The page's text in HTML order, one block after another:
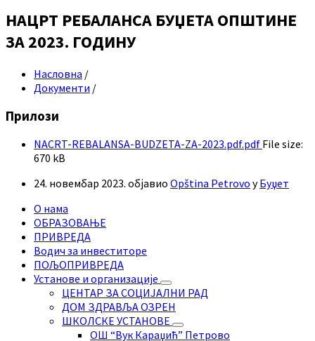
НАЦРТ РЕБАЛАНСА БУЏЕТА ОПШТИНЕ
ЗА 2023. ГОДИНУ
Насловна /
Документи /
Прилози
NACRT-REBALANSA-BUDZETA-ZA-2023.pdf.pdf File size:
670 kB
24. новембар 2023. објавио Opština Petrovo уБуџет
О нама
ОБРАЗОВАЊЕ
ПРИВРЕДА
Водич за инвеститоре
ПОЉОПРИВРЕДА
Установе и организације
ЦЕНТАР ЗА СОЦИЈАЛНИ РАД
ДОМ ЗДРАВЉА ОЗРЕН
ШКОЛСКЕ УСТАНОВЕ
ОШ “Вук Караџић” Петрово